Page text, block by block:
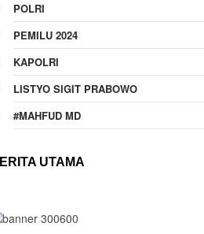
POLRI
PEMILU 2024
KAPOLRI
LISTYO SIGIT PRABOWO
#MAHFUD MD
UTAMA